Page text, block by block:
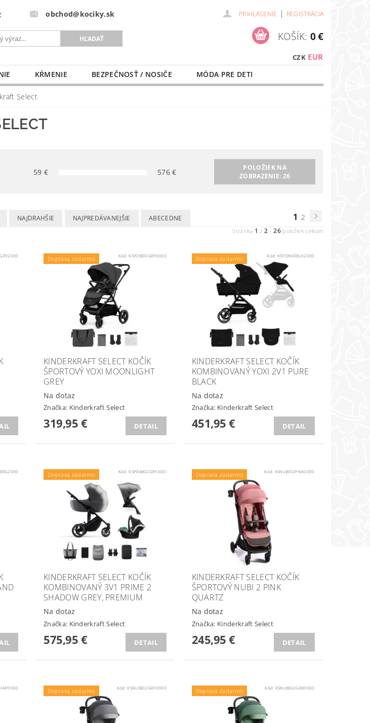
obchod@kociky.sk PRIHLÁSENIE | REGISTRÁCIA
CZK EUR
KOŠÍK: 0 €
KŔMENIE BEZPEČNOSŤ / NOSIČE
MÓDA PRE DETI
A VÝŽIVA
Select
59 € 576€
POLOŽIEK NA
ZOBRAZENIE: 26
NAJDRAHŠIE NAJPREDÁVANEJŠIE ABECEDNE 1 2
Stránka 1 z2 -26 položiek celkom
Doprava zadarmo Kód:KSYOXI00GRY0000
KINDERKRAFT SELECT KOČÍK
ŠPORTOVÝ YOXI MOONLIGHT
GREY
Na dotaz
Značka: Kinderkraft Select
319,95 € DETAIL
Doprava zadarmo Kód: KSYOXI00BLK2000
KINDERKRAFT SELECT KOČÍK
KOMBINOVANÝ YOXI 2V1 PURE
BLACK
Na dotaz
Značka: Kinderkraft Select
451,95 € DETAIL
Doprava zadarmo Kód:KSPRIM02GRY300I
KINDERKRAFT SELECT KOČÍK
KOMBINOVANÝ 3V1 PRIME 2
SHADOW GREY, PREMIUM
Na dotaz
Značka: Kinderkraft Select
575,95 € DETAIL
Doprava zadarmo Kód: KSNUBI02PNK0000
KINDERKRAFT SELECT KOČÍK
ŠPORTOVÝ NUBI 2 PINK
QUARTZ
Na dotaz
Značka: Kinderkraft Select
245,95 € DETAIL
Doprava zadarmo Kód:KSNUBI02GRY0000 Doprava zadarmo Kód: KSNUBI02GRE0000